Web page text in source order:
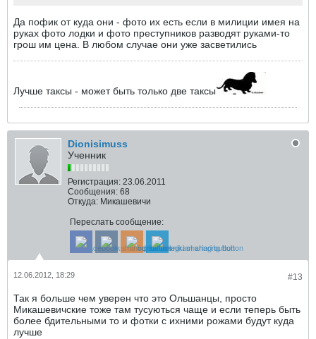
Да пофик от куда они - фото их есть если в милиции имея на
руках фото лодки и фото преступников разводят руками-то
грош им цена. В любом случае они уже засветились
Лучше таксы - может быть только две таксы
Dionisimuss
Ученник
Регистрация: 23.06.2011
Сообщения: 68
Откуда: Микашевичи
Переслать сообщение:
#13
12.06.2012, 18:29
Так я больше чем уверен что это Ольшанцы, просто
Микашевичские тоже там тусуються чаще и если теперь быть
более бдительными то и фотки с ихними рожами будут куда
лучше